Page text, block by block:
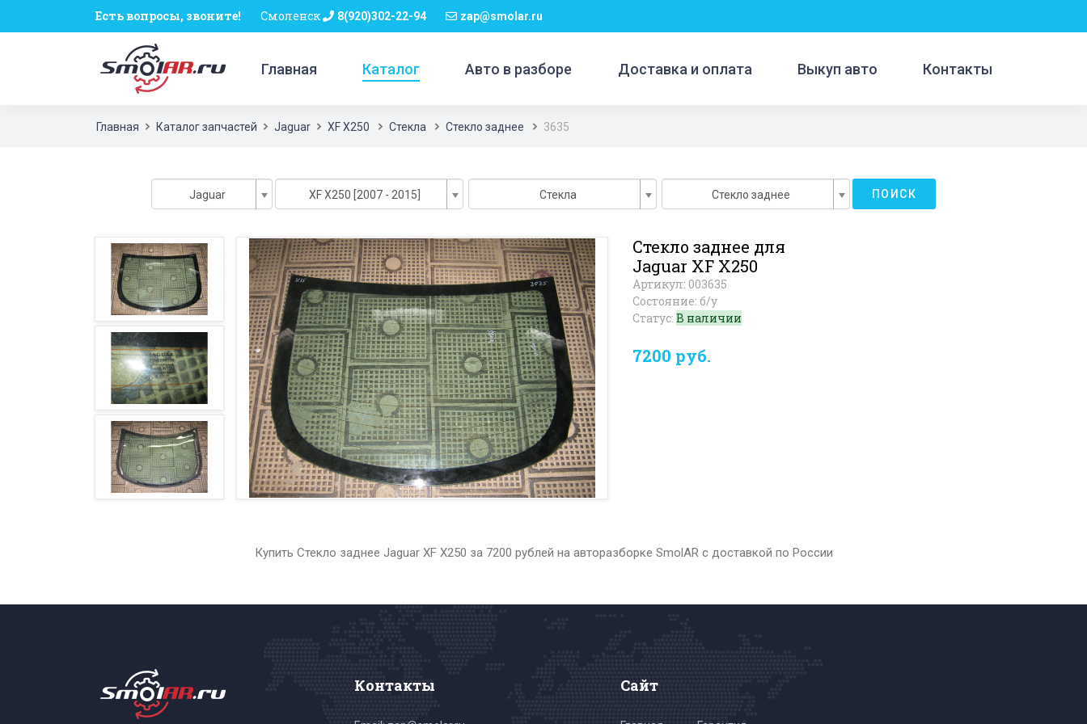
Есть вопросы, звоните! Смоленск 8(920)302-22-94 zap@smolar.ru
Главная Каталог Авто в разборе Доставка и оплата Выкуп авто Контакты
Главная Каталог запчастей Jaguar XF X250 Стекла Стекло заднее 3635
Jaguar XF X250 [2007 - 2015] Стекла Стекло заднее ПОИСК
Стекло заднее для
Jaguar XF X250
Артикул: 003635
Состояние: б/у
Статус: В наличии
7200 руб.
Купить Стекло заднее Jaguar XF X250 за 7200 рублей на авторазборке SmolAR с доставкой по России
Контакты Сайт